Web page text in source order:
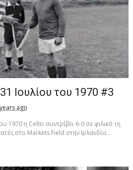
Ιουλίου του 1970 #3
ago
1970 η Celtic συντρίβει 6-0 σε φιλικό τη
στο Markets Field στην Ιρλανδία...